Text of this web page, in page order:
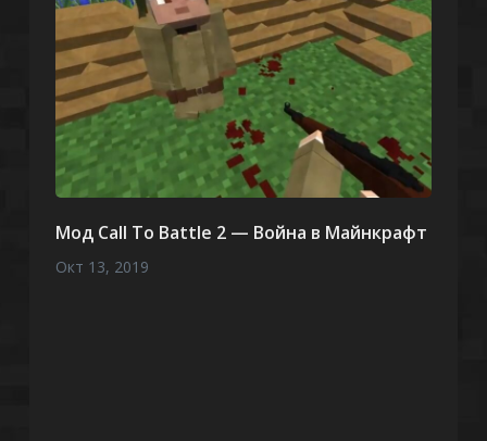
Мод Call To Battle 2 — Война в Майнкрафт
Окт 13, 2019